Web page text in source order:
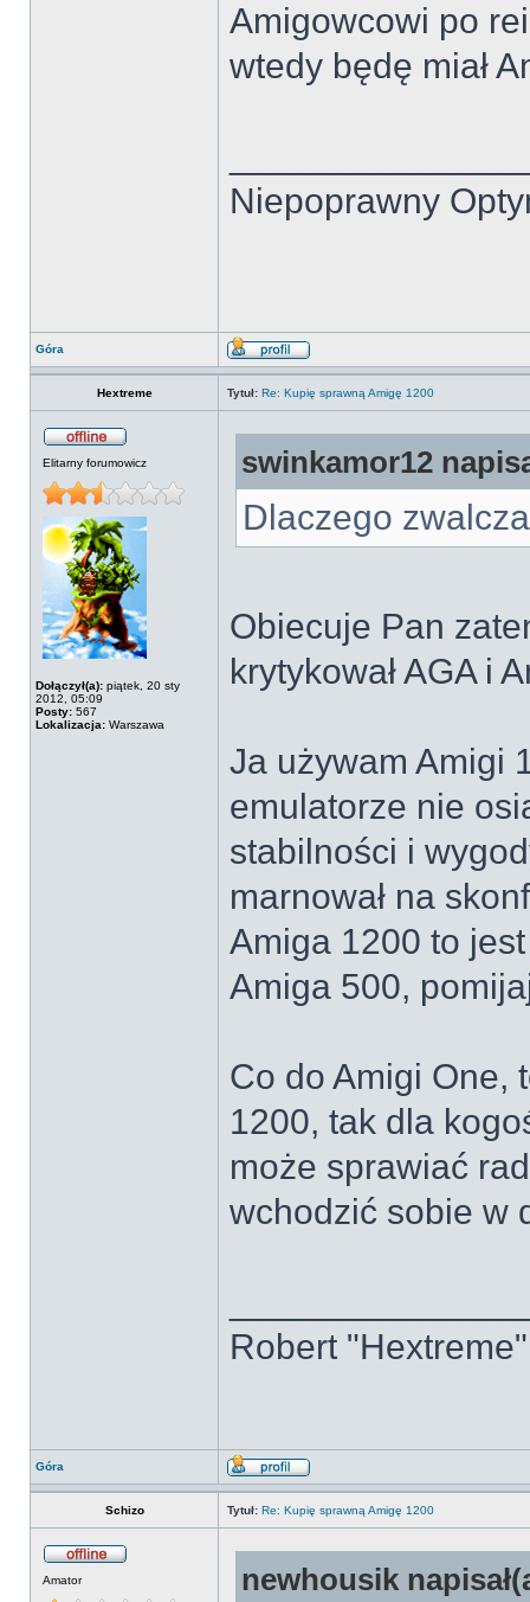
Amigowcowi po
wtedy będę miał
Niepoprawny
Góra
Hextreme Tytuł: Re: Kupię sprawną Amigę 1200
Elitarny forumowicz
Dołączył(a): piątek, 20 sty
2012, 05:09
Posty: 567
Lokalizacja: Warszawa
swinkamor12
Dlaczego
Obiecuje Pan
krytykował AGA i
Ja używam Amigi
emulatorze nie
stabilności i
marnował na
Amiga 1200 to
Amiga 500,
Co do Amigi One,
1200, tak dla
może sprawiać
wchodzić sobie w
Robert
Góra
Schizo Tytuł: Re: Kupię sprawną Amigę 1200
Amator newhousik